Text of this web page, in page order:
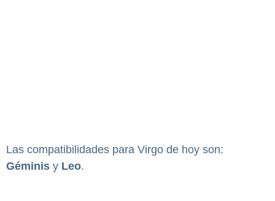
Las compatibilidades para Virgo de hoy son:
Géminis y Leo.